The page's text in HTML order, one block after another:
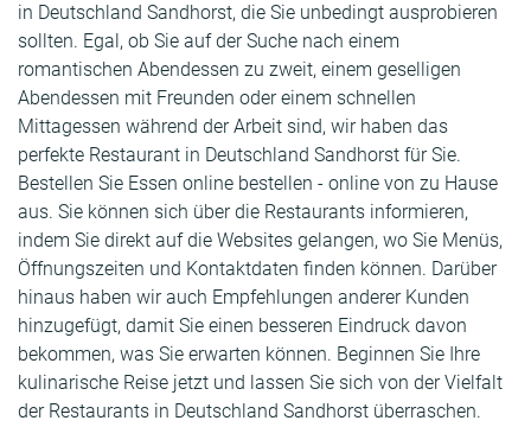
in Deutschland Sandhorst, die Sie unbedingt ausprobieren
sollten. Egal, ob Sie auf der Suche nach einem
romantischen Abendessen zu zweit, einem geselligen
Abendessen mit Freunden oder einem schnellen
Mittagessen während der Arbeit sind, wir haben das
perfekte Restaurant in Deutschland Sandhorst für Sie.
Bestellen Sie Essen online bestellen - online von zu Hause
aus. Sie können sich über die Restaurants informieren,
indem Sie direkt auf die Websites gelangen, wo Sie Menüs,
Öffnungszeiten und Kontaktdaten finden können. Darüber
hinaus haben wir auch Empfehlungen anderer Kunden
hinzugefügt, damit Sie einen besseren Eindruck davon
bekommen, was Sie erwarten können. Beginnen Sie Ihre
kulinarische Reise jetzt und lassen Sie sich von der Vielfalt
der Restaurants in Deutschland Sandhorst überraschen.